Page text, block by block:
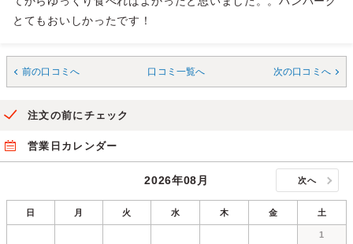
とてもおいしかったです！
前の口コミへ 口コミ一覧へ 次の口コミへ
注文の前にチェック
営業日カレンダー
2026年08月 次へ
日 月 火 水 木 金 土
1